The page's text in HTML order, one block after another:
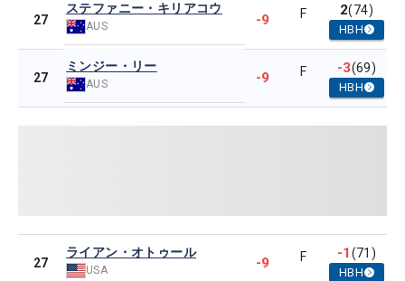
27
ステファニー・キリアコウ
AUS -9 F 2(74)
HBH
27
ミンジー・リー
AUS -9 F -3(69)
HBH
27
ライアン・オトゥール
USA -9 F -1(71)
HBH